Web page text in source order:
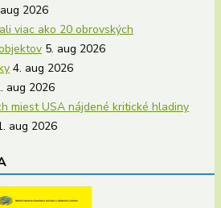
2026
viac ako 20 obrovských
5. aug 2026
4. aug 2026
aug 2026
miest USA nájdené kritické hladiny
aug 2026